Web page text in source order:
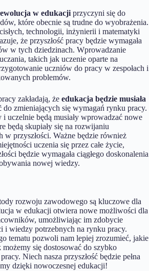
w edukacji przyczyni się do
które obecnie są trudne do wyobrażenia.
technologii, inżynierii i matematyki
że przyszłość pracy będzie wymagała
w tych dziedzinach. Wprowadzanie
takich jak uczenie oparte na
uczniów do pracy w zespołach i
problemów.
zakładają, że edukacja będzie musiała
do zmieniających się wymagań rynku pracy.
uczelnie będą musiały wprowadzać nowe
będą skupiały się na rozwijaniu
w przyszłości. Ważne będzie również
uczenia się przez całe życie,
będzie wymagała ciągłego doskonalenia
nowej wiedzy.
rozwoju zawodowego są kluczowe dla
w edukacji otwiera nowe możliwości dla
umożliwiając im zdobycie
i wiedzy potrzebnych na rynku pracy.
tematu pozwoli nam lepiej zrozumieć, jakie
się dostosować do szybko
Niech nasza przyszłość będzie pełna
dzięki nowoczesnej edukacji!